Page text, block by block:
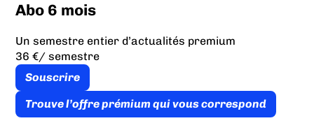
Abo 6 mois
Un semestre entier d’actualités premium
36 €/ semestre
Souscrire
Trouve l’offre prémium qui vous correspond